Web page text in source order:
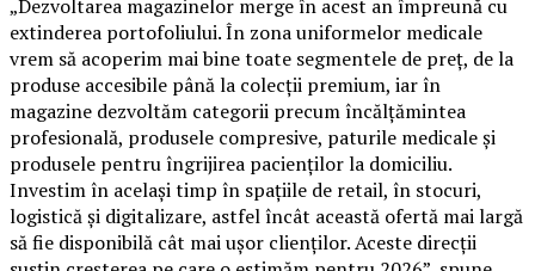
„Dezvoltarea magazinelor merge în acest an împreună cu
extinderea portofoliului. În zona uniformelor medicale
vrem să acoperim mai bine toate segmentele de preț, de la
produse accesibile până la colecții premium, iar în
magazine dezvoltăm categorii precum încălțămintea
profesională, produsele compresive, paturile medicale și
produsele pentru îngrijirea pacienților la domiciliu.
Investim în același timp în spațiile de retail, în stocuri,
logistică și digitalizare, astfel încât această ofertă mai largă
să fie disponibilă cât mai ușor clienților. Aceste direcții